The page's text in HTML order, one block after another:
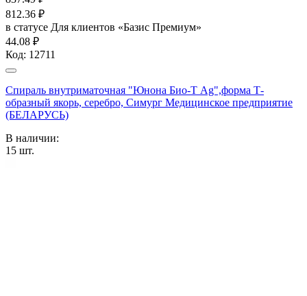
812.36 ₽
в статусе Для клиентов «Базис Премиум»
44.08 ₽
Код: 12711
Спираль внутриматочная "Юнона Био-Т Ag",форма Т-
образный якорь, серебро, Симург Медицинское предприятие
(БЕЛАРУСЬ)
В наличии:
15 шт.